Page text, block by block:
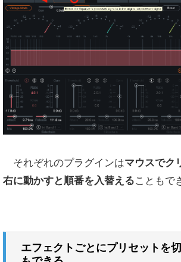
それぞれのプラグインはマウスでク
右に動かすと順番を入替えることもで
エフェクトごとにプリセットを